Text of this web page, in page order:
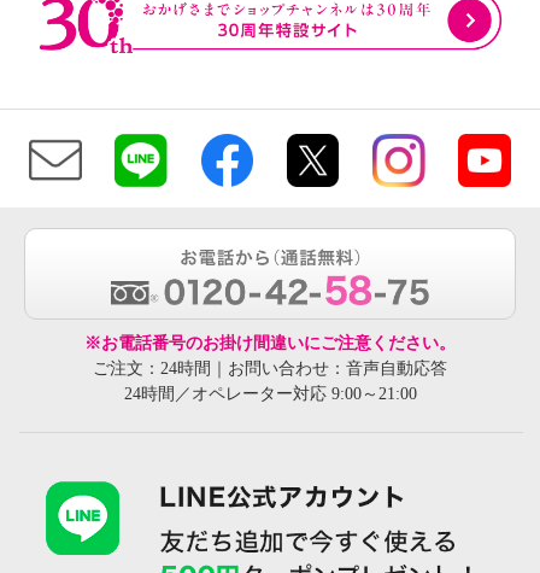
※お電話番号のお掛け間違いにご注意ください。
ご注文：24時間｜お問い合わせ：音声自動応答
24時間／オペレーター対応 9:00～21:00